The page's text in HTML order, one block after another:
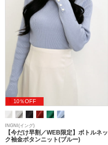
10％OFF
INGNI(イング)
【今だけ早割／WEB限定】ボトルネッ
ク袖金ボタンニット(ブルー)